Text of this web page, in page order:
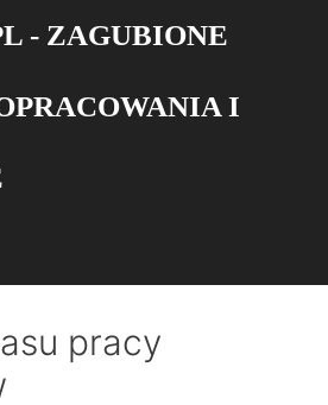
- ZAGUBIONE
I
pracy